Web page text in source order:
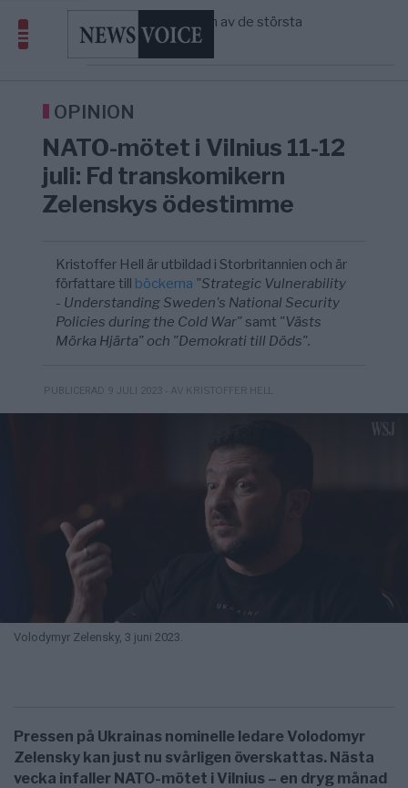
5/8
Gaza håller en av de största
massbegravningarna någonsin
SVERIGE
S och KD vill omvandla sjukvården till ett
i Sverige – så förändrades markna ...
OPINION
NATO-mötet i Vilnius 11-12
juli: Fd transkomikern
Zelenskys ödestimme
Kristoffer Hell är utbildad i Storbritannien och är
författare till böckerna "Strategic Vulnerability
- Understanding Sweden's National Security
Policies during the Cold War"samt "Västs
Mörka Hjärta" och "Demokrati till Döds".
PUBLICERAD 9 JULI 2023 - AV KRISTOFFER HELL
Volodymyr Zelensky, 3 juni 2023.
Pressen på Ukrainas nominelle ledare Volodomyr
Zelensky kan just nu svårligen överskattas. Nästa
vecka infaller NATO-mötet i Vilnius – en dryg månad